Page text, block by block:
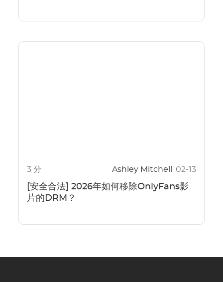
3 分 Ashley Mitchell 02-13
[安全合法] 2026年如何移除OnlyFans影
片的DRM？